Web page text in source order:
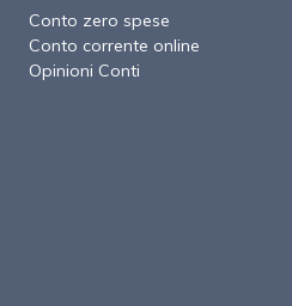
Conto zero spese
Conto corrente online
Opinioni Conti